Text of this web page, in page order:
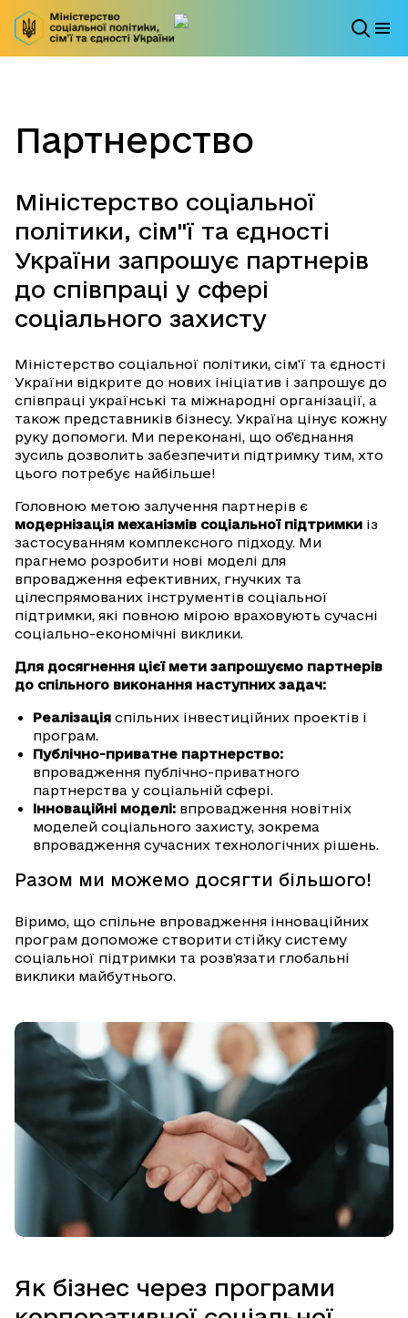
Партнерство
Міністерство соціальної
політики, сім"ї та єдності
України запрошує партнерів
до співпраці у сфері
соціального захисту
Міністерство соціальної політики, сім'ї та єдності
України відкрите до нових ініціатив і запрошує до
співпраці українські та міжнародні організації, а
також представників бізнесу. Україна цінує кожну
руку допомоги. Ми переконані, що об'єднання
зусиль дозволить забезпечити підтримку тим, хто
цього потребує найбільше!
Головною метою залучення партнерів є
модернізація механізмів соціальної підтримки із
застосуванням комплексного підходу. Ми
прагнемо розробити нові моделі для
впровадження ефективних, гнучких та
цілеспрямованих інструментів соціальної
підтримки, які повною мірою враховують сучасні
соціально-економічні виклики.
Для досягнення цієї мети запрошуємо партнерів
до спільного виконання наступних задач:
Реалізація спільних інвестиційних проектів і
програм.
Публічно-приватне партнерство:
впровадження публічно-приватного
партнерства у соціальній сфері.
Інноваційні моделі: впровадження новітніх
моделей соціального захисту, зокрема
впровадження сучасних технологічних рішень.
Разом ми можемо досягти більшого!
Віримо, що спільне впровадження інноваційних
програм допоможе створити стійку систему
соціальної підтримки та розв'язати глобальні
виклики майбутнього.
Як бізнес через програми